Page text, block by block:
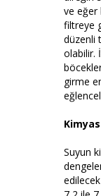
ve eğer
filtreye
düzenli
olabilir.
girme
Suyun